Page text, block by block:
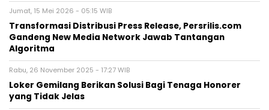
Jumat, 15 Mei 2026 - 05:15 WIB
Transformasi Distribusi Press Release, Persrilis.com
Gandeng New Media Network Jawab Tantangan
Algoritma
Rabu, 26 November 2025 - 17:27 WIB
Loker Gemilang Berikan Solusi Bagi Tenaga Honorer
yang Tidak Jelas